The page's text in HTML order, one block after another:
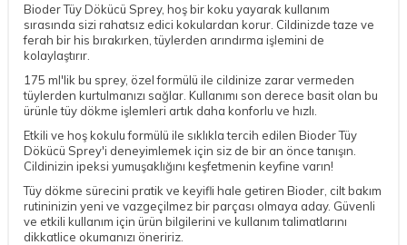
Bioder Tüy Dökücü Sprey, hoş bir koku yayarak kullanım
sırasında sizi rahatsız edici kokulardan korur. Cildinizde taze ve
ferah bir his bırakırken, tüylerden arındırma işlemini de
kolaylaştırır.
175 ml'lik bu sprey, özel formülü ile cildinize zarar vermeden
tüylerden kurtulmanızı sağlar. Kullanımı son derece basit olan bu
ürünle tüy dökme işlemleri artık daha konforlu ve hızlı.
Etkili ve hoş kokulu formülü ile sıklıkla tercih edilen Bioder Tüy
Dökücü Sprey'i deneyimlemek için siz de bir an önce tanışın.
Cildinizin ipeksi yumuşaklığını keşfetmenin keyfine varın!
Tüy dökme sürecini pratik ve keyifli hale getiren Bioder, cilt bakım
rutininizin yeni ve vazgeçilmez bir parçası olmaya aday. Güvenli
ve etkili kullanım için ürün bilgilerini ve kullanım talimatlarını
dikkatlice okumanızı öneririz.